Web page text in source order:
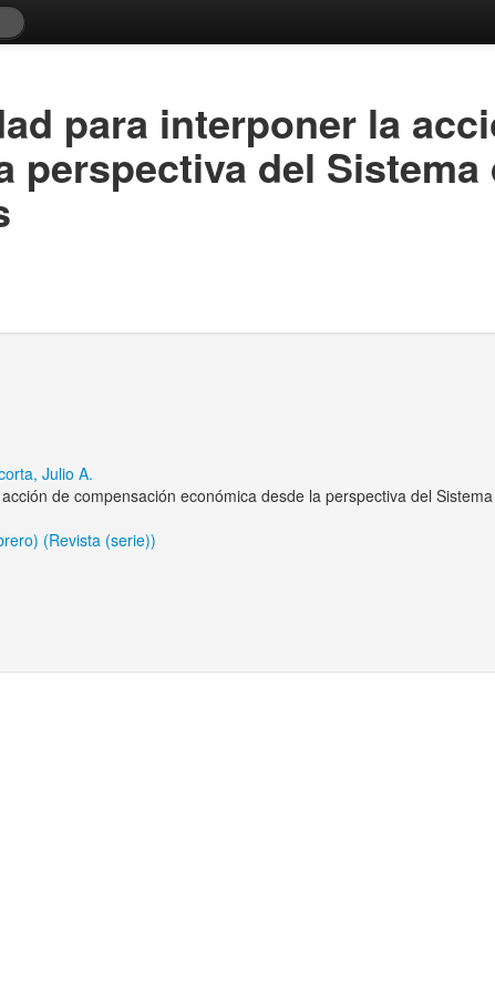
para interponer la
perspectiva del
Julio A.
de compensación económica desde la perspectiva del
(Revista (serie))